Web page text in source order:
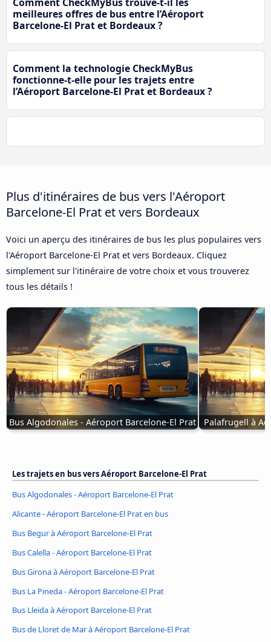
meilleures offres de bus entre l’Aéroport
Barcelone-El Prat et Bordeaux ?
Comment la technologie CheckMyBus
fonctionne-t-elle pour les trajets entre
l’Aéroport Barcelone-El Prat et Bordeaux ?
Plus d'itinéraires de bus vers l'Aéroport
Barcelone-El Prat et vers Bordeaux
Voici un aperçu des itinéraires de bus les plus populaires vers
l'Aéroport Barcelone-El Prat et vers Bordeaux. Cliquez
simplement sur l'itinéraire de votre choix et vous trouverez
tous les détails !
Bus Algodonales - Aéroport Barcelone-El Prat Palafrugell à
Les trajets en bus vers Aéroport Barcelone-El Prat
Bus Algodonales - Aéroport Barcelone-El Prat
Alicante - Aéroport Barcelone-El Prat en bus
Bus Begur à Aéroport Barcelone-El Prat
Bus Calella - Aéroport Barcelone-El Prat
Bus Girona à Aéroport Barcelone-El Prat
Bus La Pineda - Aéroport Barcelone-El Prat
Bus Lleida à Aéroport Barcelone-El Prat
Bus de Lloret de Mar à Aéroport Barcelone-El Prat